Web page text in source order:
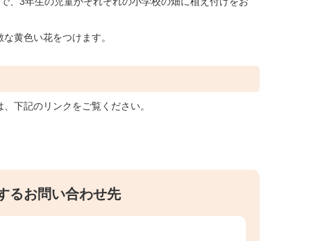
黄色い花をつけます。
下記のリンクをご覧ください。
るお問い合わせ先